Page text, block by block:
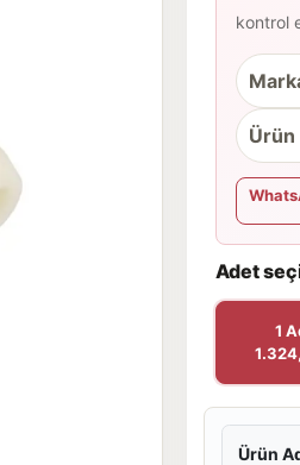
kontrol
Ürün
Adet
1
Ürün